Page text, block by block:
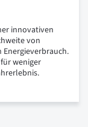
innovativen
von
weniger